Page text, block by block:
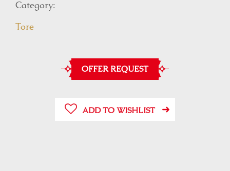
Category:
Tore
OFFER REQUEST
ADD TO WISHLIST